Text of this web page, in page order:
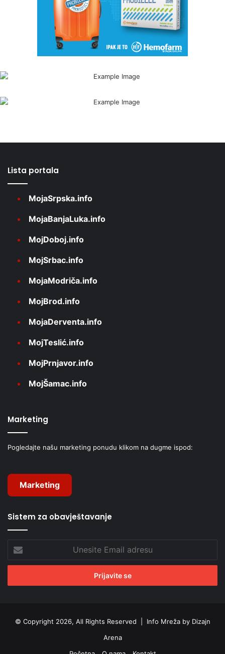
Lista portala
MojaSrpska.info
MojaBanjaLuka.info
MojDoboj.info
MojSrbac.info
MojaModriča.info
MojBrod.info
MojaDerventa.info
MojTeslić.info
MojPrnjavor.info
MojŠamac.info
Marketing
Pogledajte našu marketing ponudu klikom na dugme ispod:
Marketing
Sistem za obavještavanje
Email
adresu
© Copyright 2026, All Rights Reserved | Info Mreža by Dizajn
Arena